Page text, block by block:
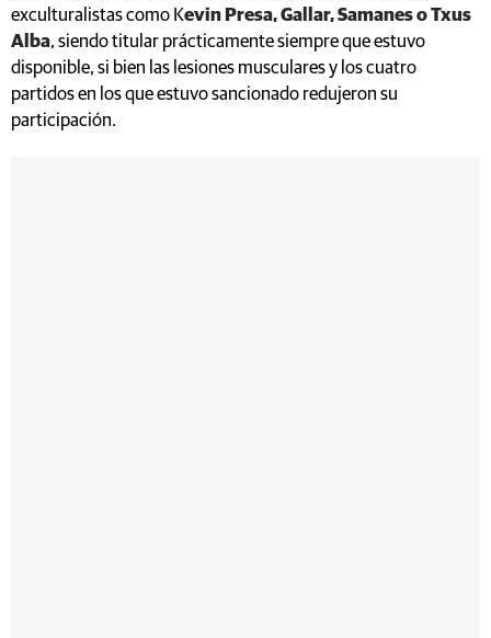
exculturalistas como Kevin Presa, Gallar, Samanes o Txus
Alba, siendo titular prácticamente siempre que estuvo
disponible, si bien las lesiones musculares y los cuatro
partidos en los que estuvo sancionado redujeron su
participación.